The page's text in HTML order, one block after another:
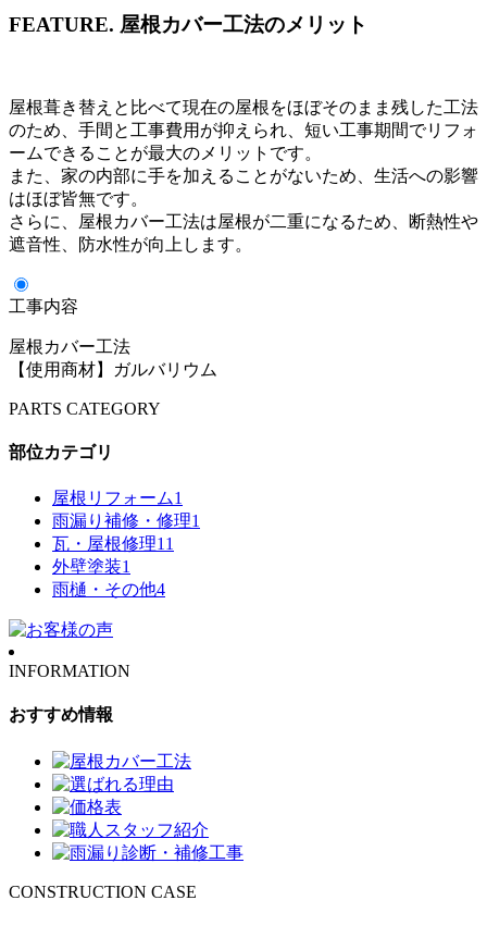
FEATURE. 屋根カバー工法のメリット
屋根葺き替えと比べて現在の屋根をほぼそのまま残した工法
のため、手間と工事費用が抑えられ、短い工事期間でリフォ
ームできることが最大のメリットです。
また、家の内部に手を加えることがないため、生活への影響
はほぼ皆無です。
さらに、屋根カバー工法は屋根が二重になるため、断熱性や
遮音性、防水性が向上します。
工事内容
屋根カバー工法
【使用商材】ガルバリウム
PARTS CATEGORY
部位カテゴリ
屋根リフォーム1
雨漏り補修・修理1
瓦・屋根修理11
外壁塗装1
雨樋・その他4
INFORMATION
おすすめ情報
CONSTRUCTION CASE